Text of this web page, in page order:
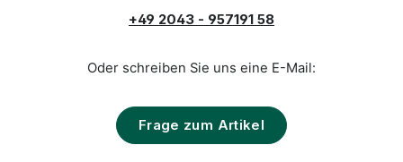
+49 2043 - 957191 58
Oder schreiben Sie uns eine E-Mail:
Frage zum Artikel